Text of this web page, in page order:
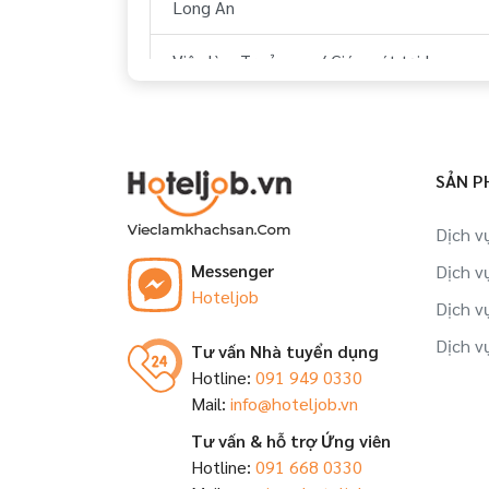
Long An
Việc làm Trưởng ca/ Giám sát tại Long
Việc làm Đào tạo viên tại Long An
Việc làm Nhân viên tại Long An
Messenger
Hoteljob
Tư vấn Nhà tuyển dụng
Hotline: 091 949 0330
Mail: info@hoteljob.vn
Tư vấn & hỗ trợ Ứng viên
Hotline: 091 668 0330
SẢN
Dịch
Dịch
Dịch
Dịch